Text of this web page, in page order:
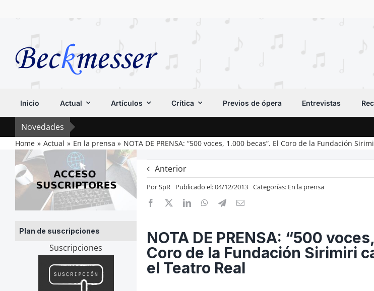
Inicio Actual Artículos Crítica Previos de ópera Entrevistas
Novedades
Home Actual En la prensa NOTA DE PRENSA: “500 voces, 1.000 becas”. El Coro de la Fundación
Plan de suscripciones
Suscripciones
Anterior
PorSpR Publicado el: 04/12/2013 Categorías: En la prensa
NOTA DE PRENSA: “500
Coro de la Fundación Sirimiri
el Teatro Real